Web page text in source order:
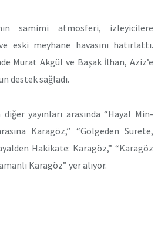
samimi atmosferi, izleyicilere
eski meyhane havasını hatırlattı.
Murat Akgül ve Başak İlhan, Aziz’e
destek sağladı.
yayınları arasında “Hayal Min-
Karagöz,” “Gölgeden Surete,
Hakikate: Karagöz,” “Karagöz
Karagöz” yer alıyor.